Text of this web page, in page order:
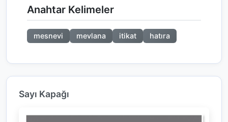
Anahtar Kelimeler
mesnevi mevlana itikat hatıra
Sayı Kapağı